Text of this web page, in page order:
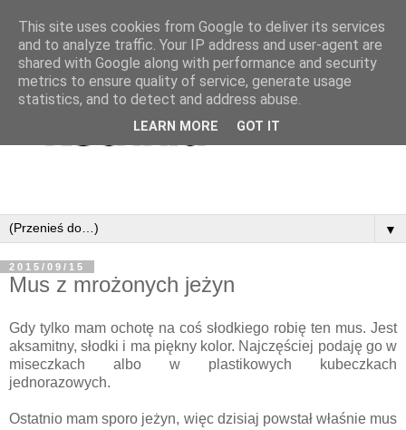
▼
2015/09/15
Mus z mrożonych jeżyn
Gdy tylko mam ochotę na coś słodkiego robię ten mus. Jest
aksamitny, słodki i ma piękny kolor. Najczęściej podaję go w
miseczkach albo w plastikowych kubeczkach
jednorazowych.
Ostatnio mam sporo jeżyn, więc dzisiaj powstał właśnie mus
This site uses cookies from Google to deliver its services
and to analyze traffic. Your IP address and user-agent are
shared with Google along with performance and security
metrics to ensure quality of service, generate usage
statistics, and to detect and address abuse.
LEARN MORE GOT IT